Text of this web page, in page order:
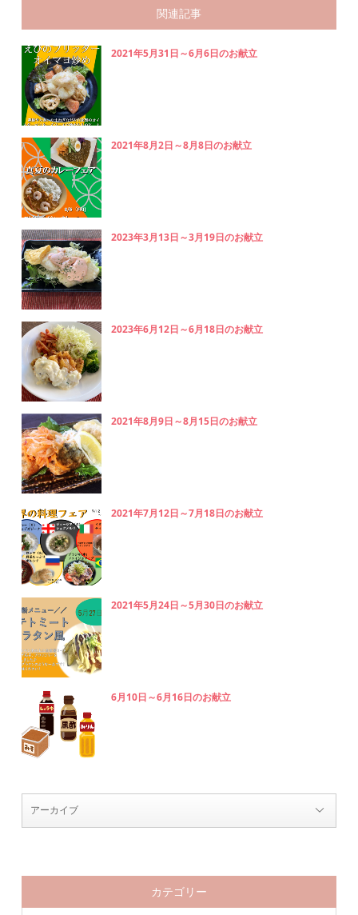
関連記事
2021年5月31日～6月6日のお献立
2021年8月2日～8月8日のお献立
2023年3月13日～3月19日のお献立
2023年6月12日～6月18日のお献立
2021年8月9日～8月15日のお献立
2021年7月12日～7月18日のお献立
2021年5月24日～5月30日のお献立
6月10日～6月16日のお献立
カテゴリー